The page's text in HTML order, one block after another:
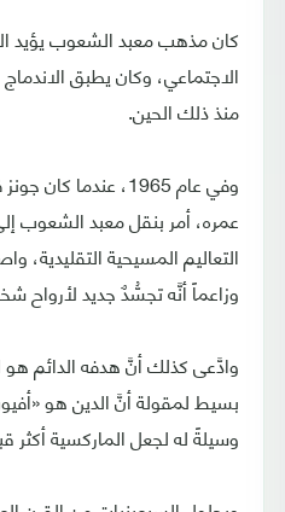
كان مذهب معبد الشعوب يؤيد
الاجتماعي، وكان يطبق
منذ ذلك الحين.
وفي عام 1965،
عمره، أمر بنقل معبد الشعوب
التعاليم المسيحية التقليدية،
وزاعماً أنَّه تجسُّدٌ جديد لأرواح
وادَّعى كذلك أنَّ هدفه الدائم
بسيط لمقولة أنَّ الدين هو
وسيلةً له لجعل الماركسية أكثر